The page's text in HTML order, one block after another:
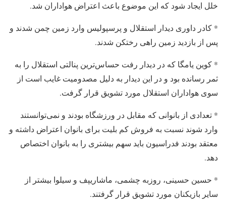
خلل ایجاد شود که این موضوع باعث اعتراض هواداران شد.
* کادر داوری دیدار استقلال و پرسپولیس وارد زمین چمن شدند و
پس از بازدید زمین راهی رختکن شدند.
* کوین یامگا که در دیدار رفت حساس‌ترین پنالتی استقلال را به
ثمر رسانده بود و در این دیدار به دلیل مصدومیت غایب است از
سوی هواداران استقلال مورد تشویق قرار گرفت.
* تعدادی از بانوانی که مقابل در ورزشگاه بودند و نمی‌توانستند
وارد شوند نسبت به فروش کم بلیت برای بانوان اعتراض داشته و
معتقد بودند فدراسیون باید سهم بیشتری را به بانوان اختصاص
دهد.
* حسین حسینی، روزبه چشمی، ماشاریپف و سیلوا بیشتر از
سایر بازیکنان مورد تشویق قرار گرفتند.